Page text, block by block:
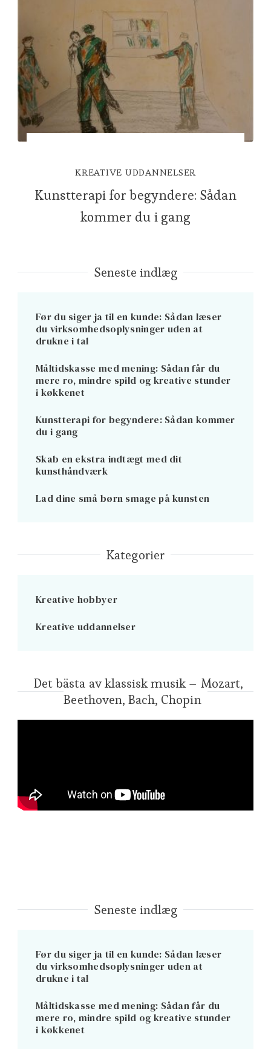
KREATIVE UDDANNELSER
Kunstterapi for begyndere: Sådan
kommer du i gang
Seneste indlæg
Før du siger ja til en kunde: Sådan læser
du virksomhedsoplysninger uden at
drukne i tal
Måltidskasse med mening: Sådan får du
mere ro, mindre spild og kreative stunder
i køkkenet
Kunstterapi for begyndere: Sådan kommer
du i gang
Skab en ekstra indtægt med dit
kunsthåndværk
Lad dine små børn smage på kunsten
Kategorier
Kreative hobbyer
Kreative uddannelser
Det bästa av klassisk musik – Mozart,
Beethoven, Bach, Chopin
Seneste indlæg
Før du siger ja til en kunde: Sådan læser
du virksomhedsoplysninger uden at
drukne i tal
Måltidskasse med mening: Sådan får du
mere ro, mindre spild og kreative stunder
i køkkenet